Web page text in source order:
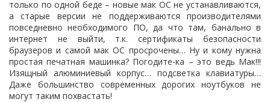
только по одной беде – новые мак ОС не устанавливаются,
а старые версии не поддерживаются производителями
повседневно необходимого ПО, да что там, банально в
интернет не выйти, т.к. сертификаты безопасности
браузеров и самой мак ОС просрочены… Ну и кому нужна
простая печатная машинка? Погодите-ка – это ведь Мак!!!
Изящный алюминиевый корпус… подсветка клавиатуры…
Даже большинство современных дорогих ноутбуков не
могут таким похвастать!